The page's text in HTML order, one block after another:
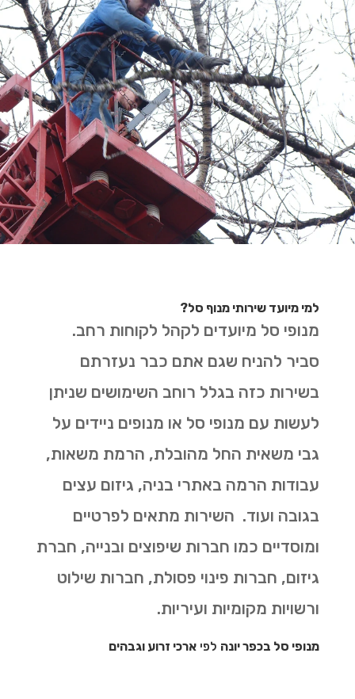
למי מיועד שירותי מנוף סל?
מנופי סל מיועדים לקהל לקוחות רחב.
סביר להניח שגם אתם כבר נעזרתם
בשירות כזה בגלל רוחב השימושים שניתן
לעשות עם מנופי סל או מנופים ניידים על
גבי משאית החל מהובלת, הרמת משאות,
עבודות הרמה באתרי בניה, גיזום עצים
בגובה ועוד. השירות מתאים לפרטיים
ומוסדיים כמו חברות שיפוצים ובנייה, חברת
גיזום, חברות פינוי פסולת, חברות שילוט
ורשויות מקומיות ועיריות.
מנופי סל בכפר יונה לפי ארכי זרוע וגבהים